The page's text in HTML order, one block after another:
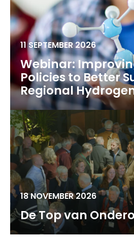
11 SEPTEMBER 2026
Webinar:
Policies to Better
Regional
18 NOVEMBER 2026
De Top van